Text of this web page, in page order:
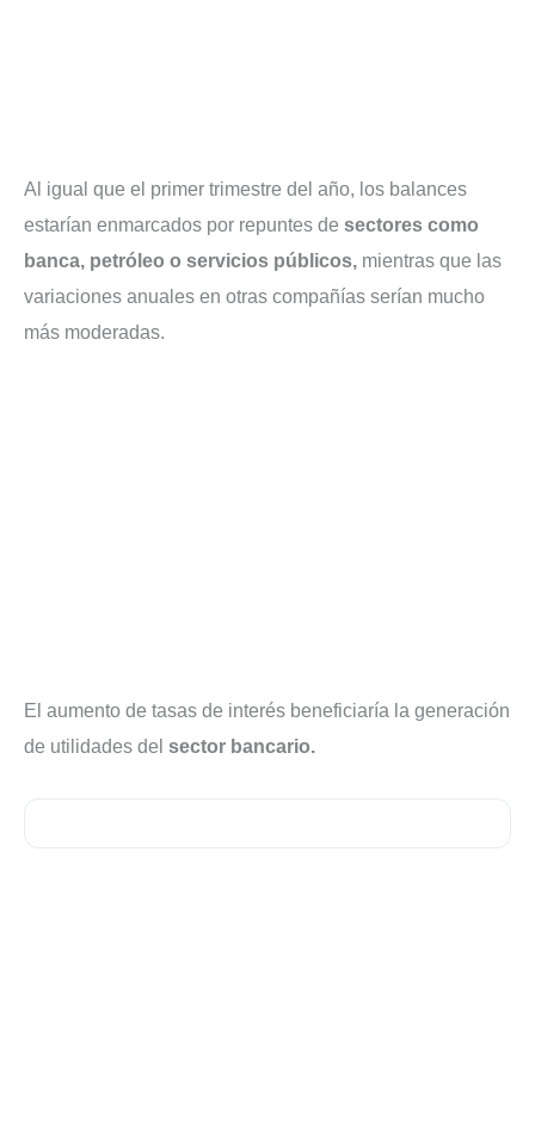
Al igual que el primer trimestre del año, los balances
estarían enmarcados por repuntes de sectores como
banca, petróleo o servicios públicos, mientras que las
variaciones anuales en otras compañías serían mucho
más moderadas.
El aumento de tasas de interés beneficiaría la generación
de utilidades del sector bancario.